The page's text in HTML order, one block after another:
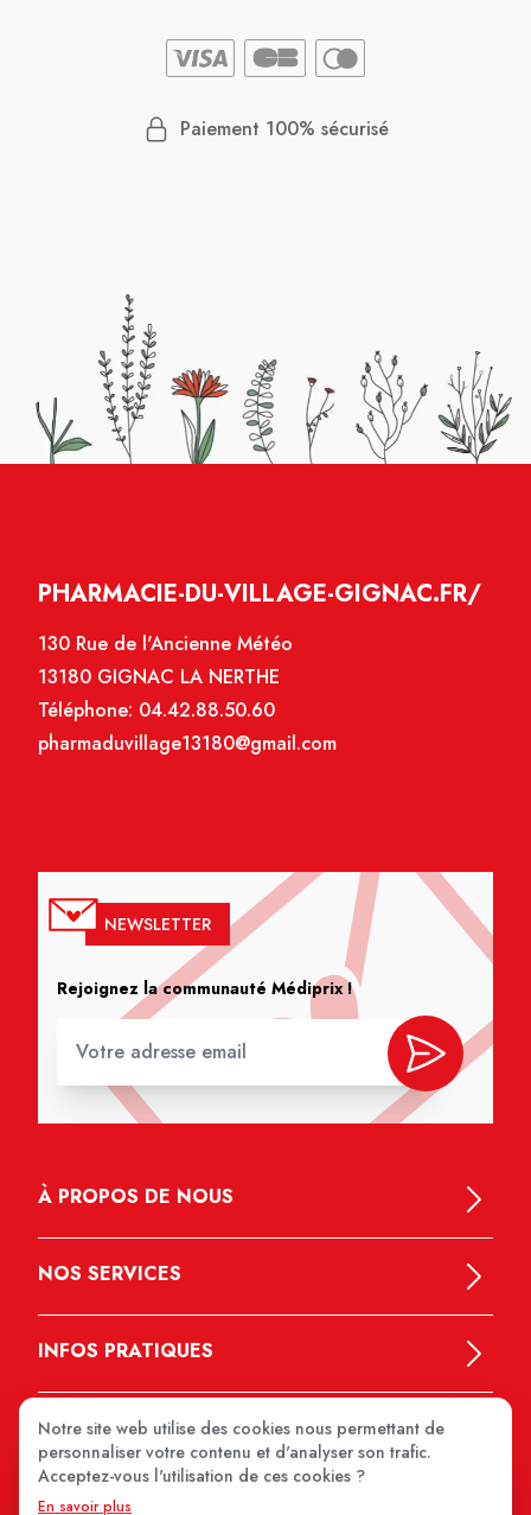
Paiement 100% sécurisé
PHARMACIE-DU-VILLAGE-GIGNAC.FR/
130 Rue de l'Ancienne Météo
13180 GIGNAC LA NERTHE
Téléphone: 04.42.88.50.60
pharmaduvillage13180@gmail.com
NEWSLETTER
Rejoignez la communauté Médiprix !
À PROPOS DE NOUS
NOS SERVICES
INFOS PRATIQUES
Notre site web utilise des cookies nous permettant de
personnaliser votre contenu et d'analyser son trafic.
Acceptez-vous l'utilisation de ces cookies ?
En savoir plus